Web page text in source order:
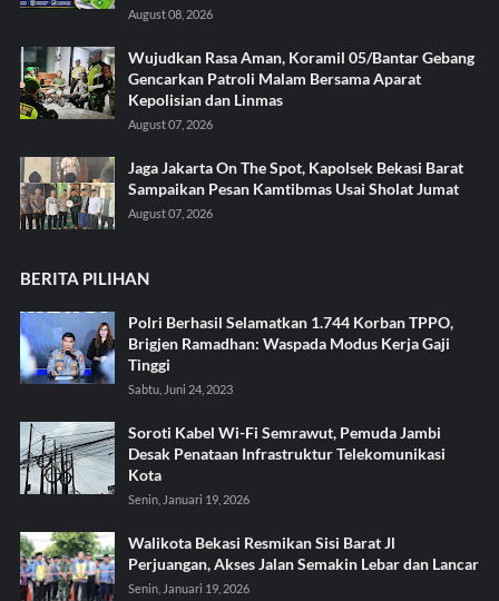
August 08, 2026
Wujudkan Rasa Aman, Koramil 05/Bantar Gebang
Gencarkan Patroli Malam Bersama Aparat
Kepolisian dan Linmas
August 07, 2026
Jaga Jakarta On The Spot, Kapolsek Bekasi Barat
Sampaikan Pesan Kamtibmas Usai Sholat Jumat
August 07, 2026
BERITA PILIHAN
Polri Berhasil Selamatkan 1.744 Korban TPPO,
Brigjen Ramadhan: Waspada Modus Kerja Gaji
Tinggi
Sabtu, Juni 24, 2023
Soroti Kabel Wi-Fi Semrawut, Pemuda Jambi
Desak Penataan Infrastruktur Telekomunikasi
Kota
Senin, Januari 19, 2026
Walikota Bekasi Resmikan Sisi Barat Jl
Perjuangan, Akses Jalan Semakin Lebar dan Lancar
Senin, Januari 19, 2026